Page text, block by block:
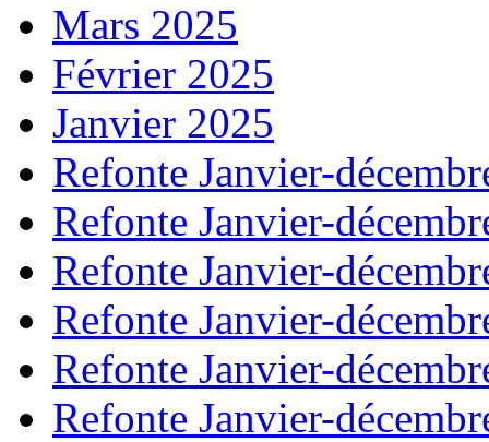
Mars 2025
Février 2025
Janvier 2025
Refonte Janvier-
Refonte Janvier-
Refonte Janvier-
Refonte Janvier-
Refonte Janvier-
Refonte Janvier-